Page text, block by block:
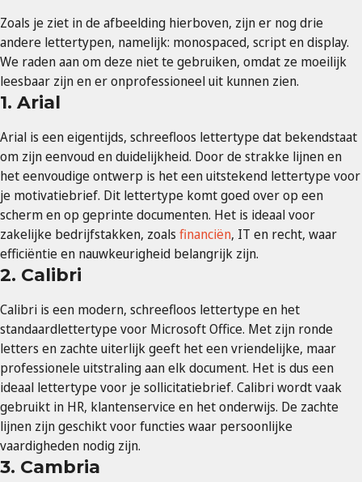
Zoals je ziet in de afbeelding hierboven, zijn er nog drie
andere lettertypen, namelijk: monospaced, script en display.
We raden aan om deze niet te gebruiken, omdat ze moeilijk
leesbaar zijn en er onprofessioneel uit kunnen zien.
1. Arial
Arial is een eigentijds, schreefloos lettertype dat bekendstaat
om zijn eenvoud en duidelijkheid. Door de strakke lijnen en
het eenvoudige ontwerp is het een uitstekend lettertype voor
je motivatiebrief. Dit lettertype komt goed over op een
scherm en op geprinte documenten. Het is ideaal voor
zakelijke bedrijfstakken, zoals financiën, IT en recht, waar
efficiëntie en nauwkeurigheid belangrijk zijn.
2. Calibri
Calibri is een modern, schreefloos lettertype en het
standaardlettertype voor Microsoft Office. Met zijn ronde
letters en zachte uiterlijk geeft het een vriendelijke, maar
professionele uitstraling aan elk document. Het is dus een
ideaal lettertype voor je sollicitatiebrief. Calibri wordt vaak
gebruikt in HR, klantenservice en het onderwijs. De zachte
lijnen zijn geschikt voor functies waar persoonlijke
vaardigheden nodig zijn.
3. Cambria